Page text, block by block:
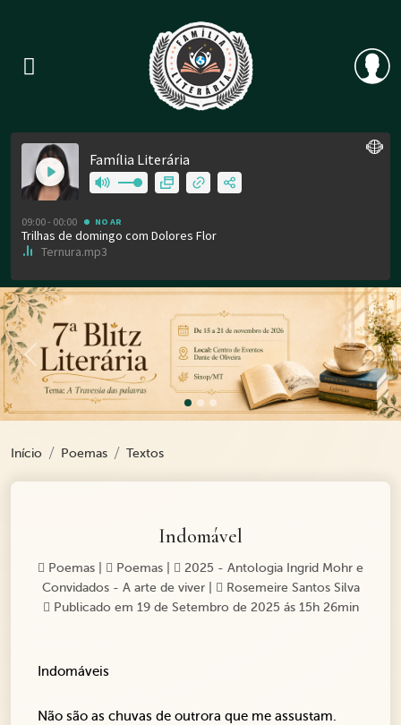
Previous
Início Poemas Textos
Indomável
Poemas Poemas
2025 - Antologia Ingrid Mohr e
Convidados - A arte de viver|
Rosemeire Santos Silva
Publicado em 19 de Setembro de 2025 ás 15h 26min
Indomáveis
Não são as chuvas de outrora que me assustam.